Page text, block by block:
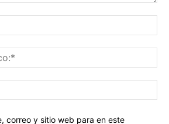
correo y sitio web para en este